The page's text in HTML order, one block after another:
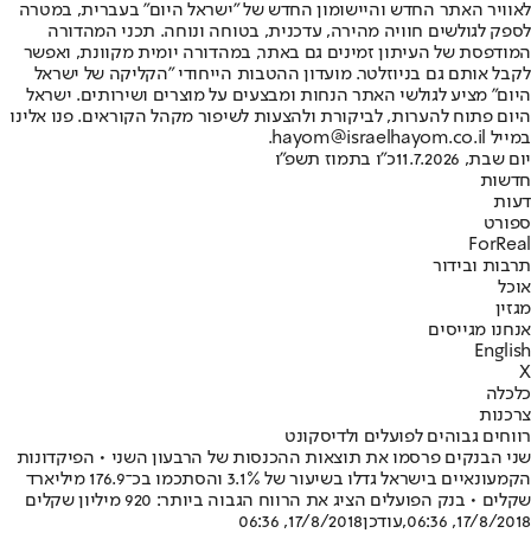
לאוויר האתר החדש והיישומון החדש של "ישראל היום" בעברית, במטרה
לספק לגולשים חוויה מהירה, עדכנית, בטוחה ונוחה. תכני המהדורה
המודפסת של העיתון זמינים גם באתר, במהדורה יומית מקוונת, ואפשר
לקבל אותם גם בניוזלטר. מועדון ההטבות הייחודי "הקליקה של ישראל
היום" מציע לגולשי האתר הנחות ומבצעים על מוצרים ושירותים. ישראל
היום פתוח להערות, לביקורת ולהצעות לשיפור מקהל הקוראים. פנו אלינו
במייל hayom@israelhayom.co.il.
יום שבת, 11.7.2026
כ"ו בתמוז תשפ"ו
חדשות
דעות
ספורט
ForReal
תרבות ובידור
אוכל
מגזין
אנחנו מגייסים
English
X
כלכלה
צרכנות
רווחים גבוהים לפועלים ולדיסקונט
שני הבנקים פרסמו את תוצאות ההכנסות של הרבעון השני • הפיקדונות
הקמעונאיים בישראל גדלו בשיעור של 3.1% והסתכמו בכ־176.9 מיליארד
שקלים • בנק הפועלים הציג את הרווח הגבוה ביותר: 920 מיליון שקלים
17/8/2018, 06:36
,עודכן17/8/2018, 06:36